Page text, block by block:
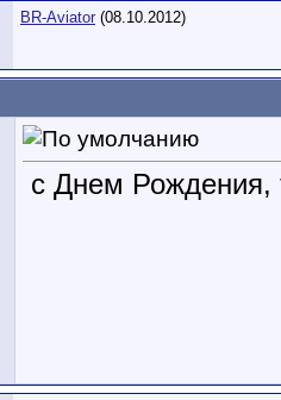
BR-Aviator (08.10.2012)
с Днем Рождения,